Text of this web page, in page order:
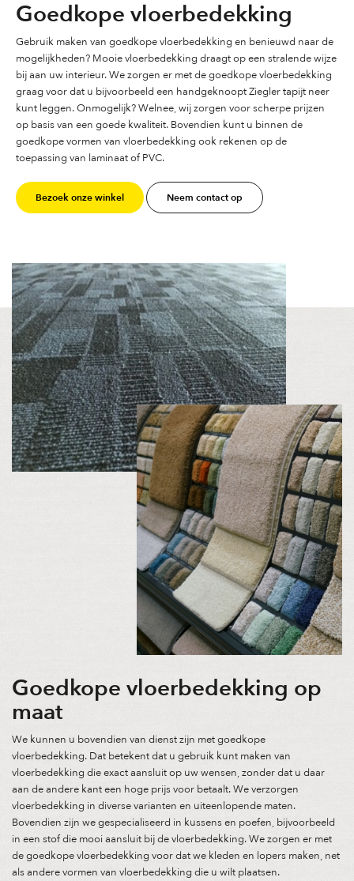
Goedkope vloerbedekking
Gebruik maken van goedkope vloerbedekking en benieuwd naar de
mogelijkheden? Mooie vloerbedekking draagt op een stralende wijze
bij aan uw interieur. We zorgen er met de goedkope vloerbedekking
graag voor dat u bijvoorbeeld een handgeknoopt Ziegler tapijt neer
kunt leggen. Onmogelijk? Welnee, wij zorgen voor scherpe prijzen
op basis van een goede kwaliteit. Bovendien kunt u binnen de
goedkope vormen van vloerbedekking ook rekenen op de
toepassing van laminaat of PVC.
Bezoek onze winkel Neem contact op
Goedkope vloerbedekking op
maat
We kunnen u bovendien van dienst zijn met goedkope
vloerbedekking. Dat betekent dat u gebruik kunt maken van
vloerbedekking die exact aansluit op uw wensen, zonder dat u daar
aan de andere kant een hoge prijs voor betaalt. We verzorgen
vloerbedekking in diverse varianten en uiteenlopende maten.
Bovendien zijn we gespecialiseerd in kussens en poefen, bijvoorbeeld
in een stof die mooi aansluit bij de vloerbedekking. We zorgen er met
de goedkope vloerbedekking voor dat we kleden en lopers maken, net
als andere vormen van vloerbedekking die u wilt plaatsen.